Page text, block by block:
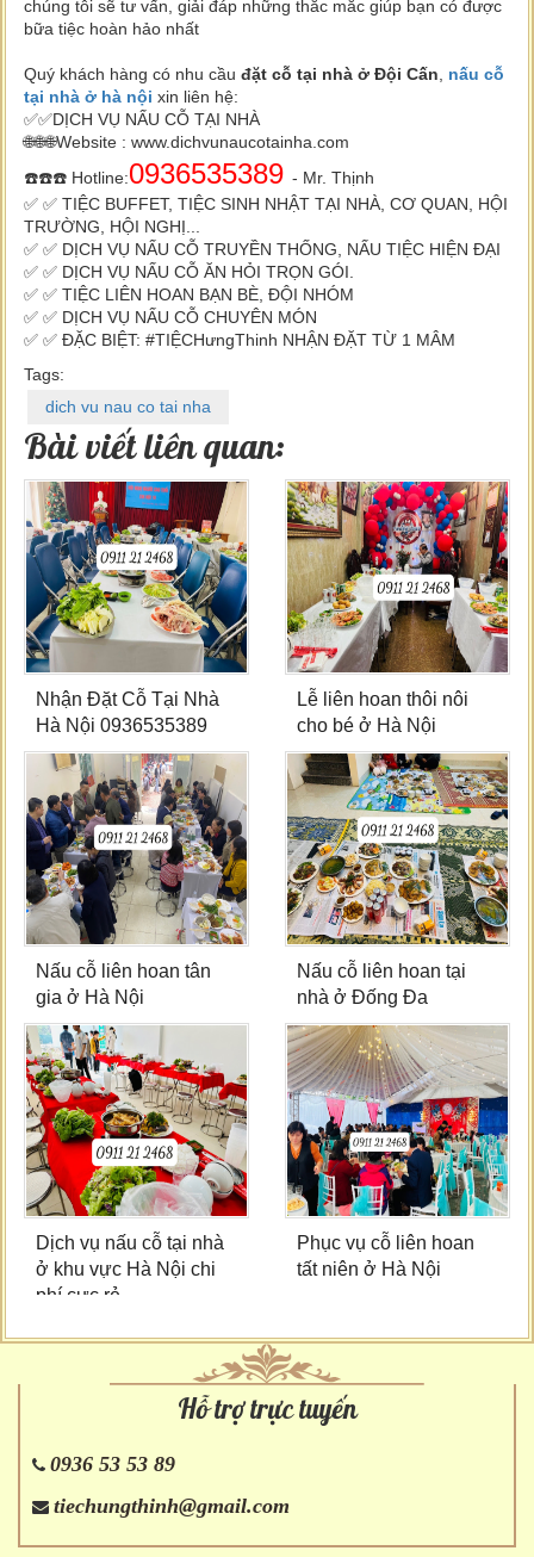
chúng tôi sẽ tư vấn, giải đáp những thắc mắc giúp bạn có được
bữa tiệc hoàn hảo nhất
Quý khách hàng có nhu cầu đặt cỗ tại nhà ở Đội Cấn
nấu cỗ
tại nhà ở hà nội xin liên hệ:
✅✅DỊCH VỤ NẤU CỖ TẠI NHÀ
🌐🌐🌐Website : www.dichvunaucotainha.com
☎️☎️☎️ Hotline:0936535389 - Mr. Thịnh
✅ ✅ TIỆC BUFFET, TIỆC SINH NHẬT TẠI NHÀ, CƠ QUAN, HỘI
TRƯỜNG, HỘI NGHỊ...
✅ ✅ DỊCH VỤ NẤU CỖ TRUYỀN THỐNG, NẤU TIỆC HIỆN ĐẠI
✅ ✅ DỊCH VỤ NẤU CỖ ĂN HỎI TRỌN GÓI.
✅ ✅ TIỆC LIÊN HOAN BẠN BÈ, ĐỘI NHÓM
✅ ✅ DỊCH VỤ NẤU CỖ CHUYÊN MÓN
✅ ✅ ĐẶC BIỆT: #TIỆCHưngThinh NHẬN ĐẶT TỪ 1 MÂM
Tags:
dich vu nau co tai nha
Bài viết liên quan:
Nhận Đặt Cỗ Tại Nhà
Hà Nội 0936535389
Lễ liên hoan thôi nôi
cho bé ở Hà Nội
Nấu cỗ liên hoan tân
gia ở Hà Nội
Nấu cỗ liên hoan tại
nhà ở Đống Đa
Dịch vụ nấu cỗ tại nhà
ở khu vực Hà Nội chi
phí cực rẻ
Phục vụ cỗ liên hoan
tất niên ở Hà Nội
Hỗ trợ trực tuyến
0936 53 53 89
tiechungthinh@gmail.com